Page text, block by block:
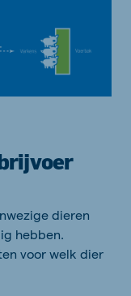
dieren
hebben.
voor welk dier